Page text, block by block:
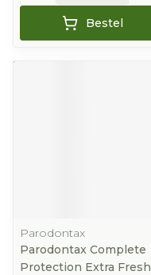
Bestel
Parodontax
Parodontax Complete
Protection Extra Fresh